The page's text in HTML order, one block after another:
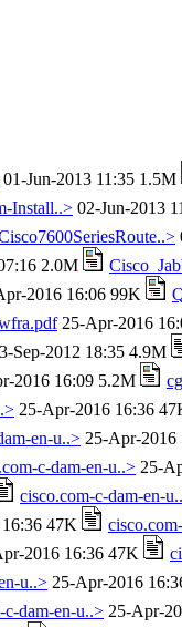
01-Jun-2013 11:35 1.5M
Install..> 02-Jun-2013
2.0M
2016 16:06 99K
25-Apr-2016
Sep-2012 18:35 4.9M
2016 16:09 5.2M
25-Apr-2016 16:36
en-u..> 25-Apr-2016
c-dam-en-u..> 25-
cisco.com-c-dam-en-
47K
2016 16:36 47K
u..> 25-Apr-2016
c-dam-en-u..> 25-Apr-